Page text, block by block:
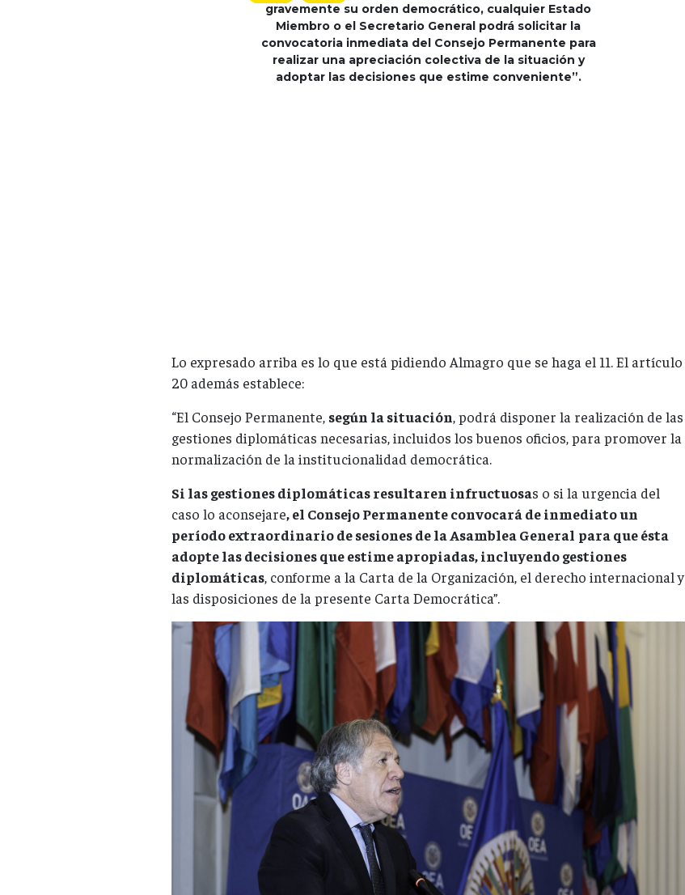
gravemente su orden democrático, cualquier Estado
Miembro o el Secretario General podrá solicitar la
convocatoria inmediata del Consejo Permanente para
realizar una apreciación colectiva de la situación y
adoptar las decisiones que estime conveniente”.
Lo expresado arriba es lo que está pidiendo Almagro que se haga el 11. El artículo
20 además establece:
“El Consejo Permanente, según la situación, podrá disponer la realización de las
gestiones diplomáticas necesarias, incluidos los buenos oficios, para promover la
normalización de la institucionalidad democrática.
Si las gestiones diplomáticas resultaren infructuosas o si la urgencia del
caso lo aconsejare, el Consejo Permanente convocará de inmediato un
período extraordinario de sesiones de la Asamblea General para que ésta
adopte las decisiones que estime apropiadas, incluyendo gestiones
diplomáticas, conforme a la Carta de la Organización, el derecho internacional y
las disposiciones de la presente Carta Democrática”.